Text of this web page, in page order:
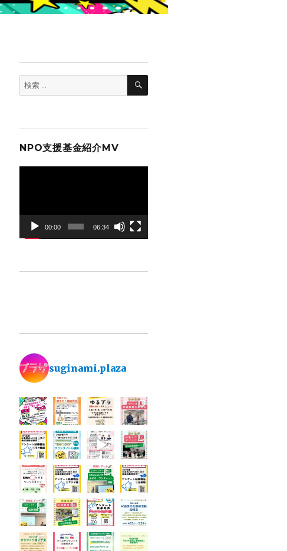
検
索:
検
NPO支援基金紹介MV
00:00 06:34
suginami.plaza